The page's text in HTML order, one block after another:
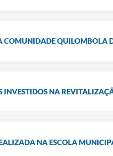
QUILOMBOLA
NA
NA ESCOLA